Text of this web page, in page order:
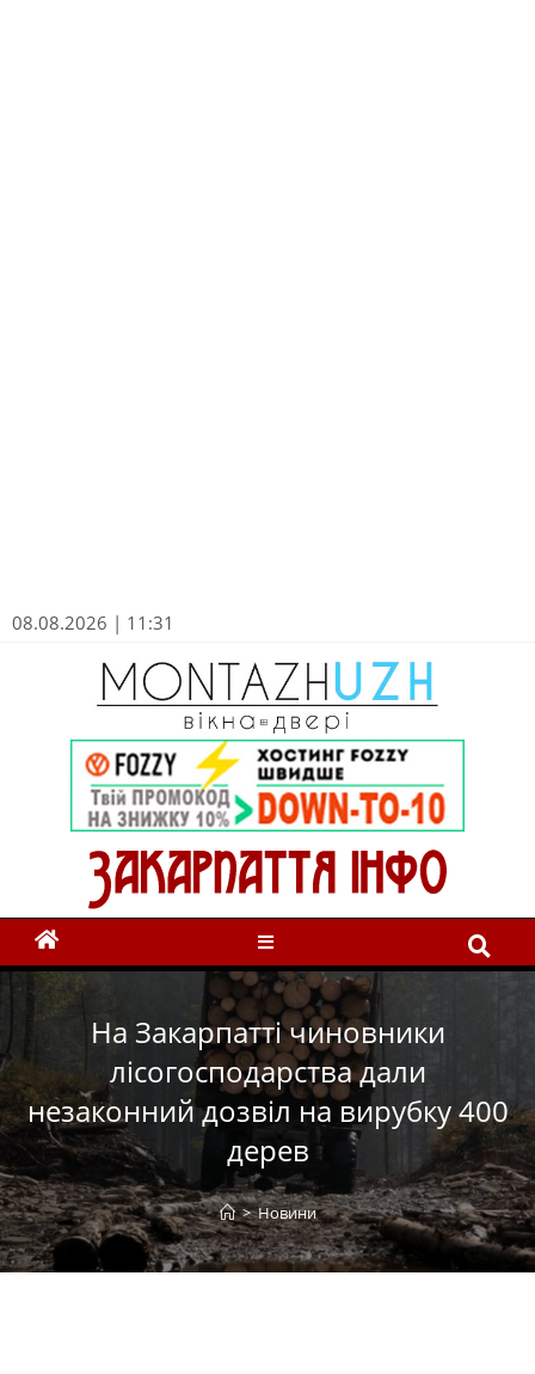
08.08.2026 | 11:31
На Закарпатті чиновники
лісогосподарства дали
незаконний дозвіл на вирубку 400
дерев
> Новини